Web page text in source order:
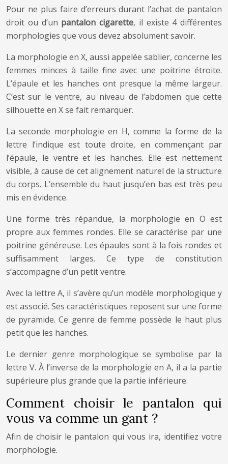
Pour ne plus faire d’erreurs durant l’achat de pantalon
droit ou d’un pantalon cigarette, il existe 4 différentes
morphologies que vous devez absolument savoir.
La morphologie en X, aussi appelée sablier, concerne les
femmes minces à taille fine avec une poitrine étroite.
L’épaule et les hanches ont presque la même largeur.
C’est sur le ventre, au niveau de l’abdomen que cette
silhouette en X se fait remarquer.
La seconde morphologie en H, comme la forme de la
lettre l’indique est toute droite, en commençant par
l’épaule, le ventre et les hanches. Elle est nettement
visible, à cause de cet alignement naturel de la structure
du corps. L’ensemble du haut jusqu’en bas est très peu
mis en évidence.
Une forme très répandue, la morphologie en O est
propre aux femmes rondes. Elle se caractérise par une
poitrine généreuse. Les épaules sont à la fois rondes et
suffisamment larges. Ce type de constitution
s’accompagne d’un petit ventre.
Avec la lettre A, il s’avère qu’un modèle morphologique y
est associé. Ses caractéristiques reposent sur une forme
de pyramide. Ce genre de femme possède le haut plus
petit que les hanches.
Le dernier genre morphologique se symbolise par la
lettre V. À l’inverse de la morphologie en A, il a la partie
supérieure plus grande que la partie inférieure.
Comment choisir le pantalon qui
vous va comme un gant ?
Afin de choisir le pantalon qui vous ira, identifiez votre
morphologie.